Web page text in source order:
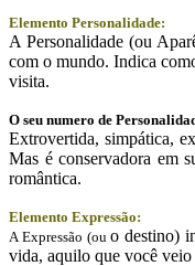
Elemento Personalidade:
A Personalidade (ou
com o mundo. Indica
visita.
O seu numero de
Extrovertida, simpática,
Mas é conservadora em
romântica.
Elemento Expressão:
A Expressão (ouo destino)
vida, aquilo que você veio